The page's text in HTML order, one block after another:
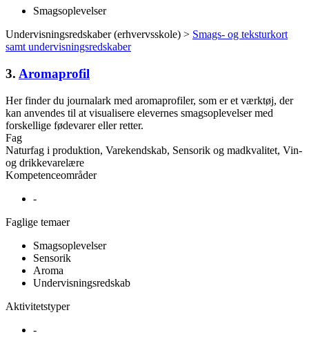
Smagsoplevelser
Undervisningsredskaber (erhvervsskole) > Smags- og teksturkort
samt undervisningsredskaber
3. Aromaprofil
Her finder du journalark med aromaprofiler, som er et værktøj, der
kan anvendes til at visualisere elevernes smagsoplevelser med
forskellige fødevarer eller retter.
Fag
Naturfag i produktion, Varekendskab, Sensorik og madkvalitet, Vin-
og drikkevarelære
Kompetenceområder
-
Faglige temaer
Smagsoplevelser
Sensorik
Aroma
Undervisningsredskab
Aktivitetstyper
-